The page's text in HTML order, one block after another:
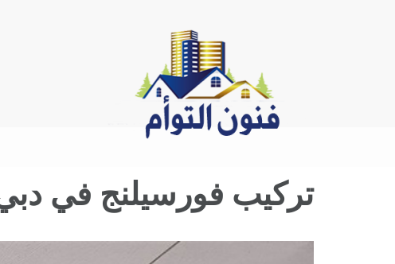
تركيب فورسيلنج في دبي |0544026642| فورسيلنج جبس